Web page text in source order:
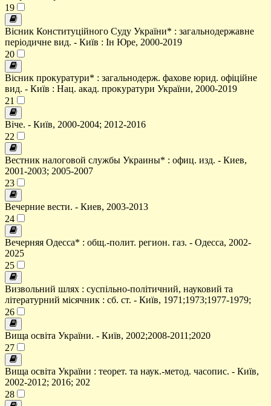
19
Вісник Конституційного Суду України* : загальнодержавне
періодичне вид. - Київ : Ін Юре, 2000-2019
20
Вісник прокуратури* : загальнодерж. фахове юрид. офіційне
вид. - Київ : Нац. акад. прокуратури України, 2000-2019
21
Віче. - Київ, 2000-2004; 2012-2016
22
Вестник налоговой службы Украины* : офиц. изд. - Киев,
2001-2003; 2005-2007
23
Вечерние вести. - Киев, 2003-2013
24
Вечерняя Одесса* : общ.-полит. регион. газ. - Одесса, 2002-
2025
25
Визвольний шлях : суспільно-політичний, науковий та
літературний місячник : сб. ст. - Київ, 1971;1973;1977-1979;
26
Вища освіта України. - Київ, 2002;2008-2011;2020
27
Вища освіта України : теорет. та наук.-метод. часопис. - Київ,
2002-2012; 2016; 202
28